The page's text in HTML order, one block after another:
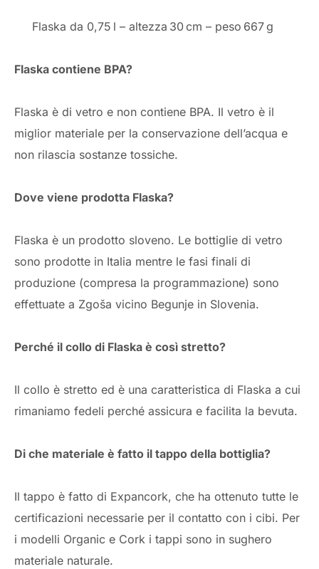
Flaska da 0,75 l – altezza 30 cm – peso 667 g
Flaska contiene BPA?
Flaska è di vetro e non contiene BPA. Il vetro è il
miglior materiale per la conservazione dell’acqua e
non rilascia sostanze tossiche.
Dove viene prodotta Flaska?
Flaska è un prodotto sloveno. Le bottiglie di vetro
sono prodotte in Italia mentre le fasi finali di
produzione (compresa la programmazione) sono
effettuate a Zgoša vicino Begunje in Slovenia.
Perché il collo di Flaska è così stretto?
Il collo è stretto ed è una caratteristica di Flaska a cui
rimaniamo fedeli perché assicura e facilita la bevuta.
Di che materiale è fatto il tappo della bottiglia?
Il tappo è fatto di Expancork, che ha ottenuto tutte le
certificazioni necessarie per il contatto con i cibi. Per
i modelli Organic e Cork i tappi sono in sughero
materiale naturale.